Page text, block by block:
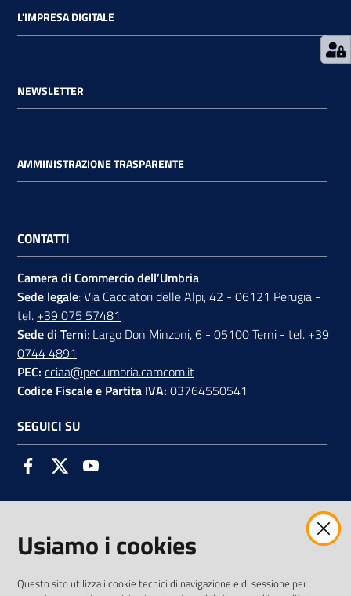
di
gis
su
L'IMPRESA DIGITALE
NEWSLETTER
AMMINISTRAZIONE TRASPARENTE
CONTATTI
Camera di Commercio dell’Umbria
Sede legale: Via Cacciatori delle Alpi, 42 - 06121 Perugia -
tel. +39 075 57481
Sede di Terni: Largo Don Minzoni, 6 - 05100 Terni - tel. +39
0744 4891
PEC: cciaa@pec.umbria.camcom.it
Codice Fiscale e Partita IVA: 03764550541
SEGUICI SU
FacebookTwitter
AMMINISTRAZIONE TRASPARENTE INTERCAM S.C.A.R.L.
Usiamo i cookies
Questo sito utilizza i cookie tecnici di navigazione e di sessione per